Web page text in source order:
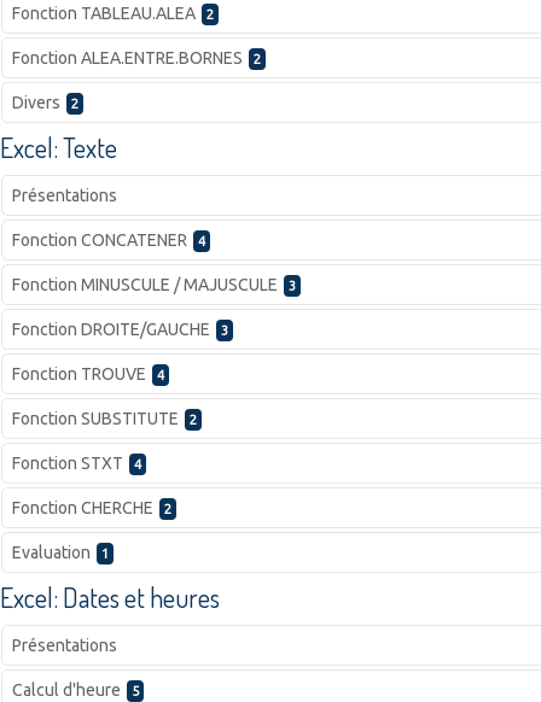
Fonction TABLEAU.ALEA 2
Fonction ALEA.ENTRE.BORNES 2
Divers 2
Excel: Texte
Présentations
Fonction CONCATENER 4
Fonction MINUSCULE / MAJUSCULE 3
Fonction DROITE/GAUCHE 3
Fonction TROUVE 4
Fonction SUBSTITUTE 2
Fonction STXT 4
Fonction CHERCHE 2
Evaluation 1
Excel: Dates et heures
Présentations
Calcul d'heure 5